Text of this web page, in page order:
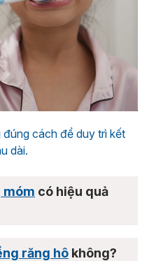
đúng cách để duy trì kết
dài.
móm có hiệu quả
răng hô không?